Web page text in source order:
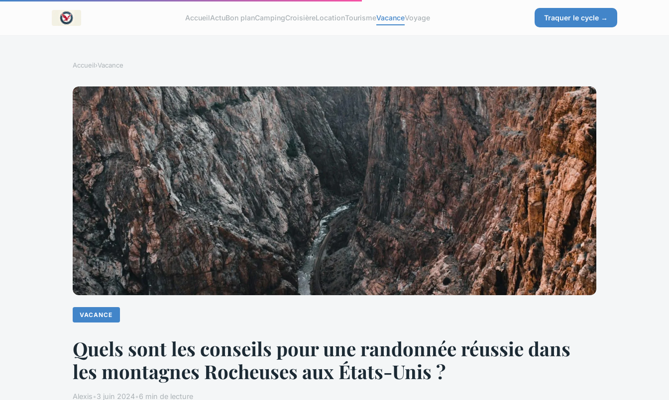
AccueilActuBon planCampingCroisièreLocationTourismeVacanceVoyage Traquer le cycle →
Accueil›Vacance
VACANCE
Quels sont les conseils pour une randonnée réussie dans
les montagnes Rocheuses aux États-Unis ?
Alexis•3 juin 2024•6 min de lecture